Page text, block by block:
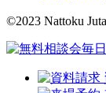
©2023 Nattoku